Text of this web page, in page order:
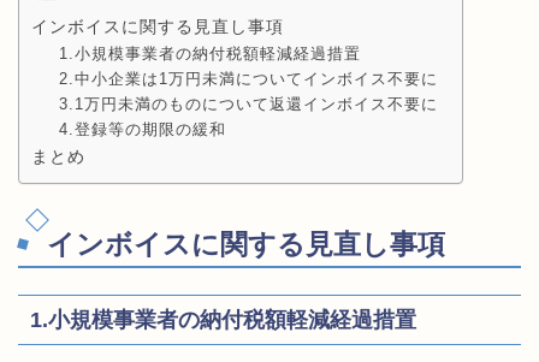
インボイスに関する見直し事項
1.小規模事業者の納付税額軽減経過措置
2.中小企業は1万円未満についてインボイス不要に
3.1万円未満のものについて返還インボイス不要に
4.登録等の期限の緩和
まとめ
インボイスに関する見直し事項
1.小規模事業者の納付税額軽減経過措置